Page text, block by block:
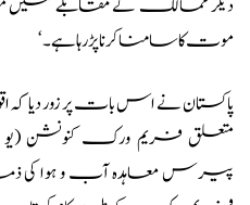
موت کا سامنا کرنا پڑ رہا ہے۔‘
پاکستان نے اس بات پر زور دیا کہ
متعلق فریم ورک کنونشن
پیرس معاہدہ آب و ہوا کی ذمہ